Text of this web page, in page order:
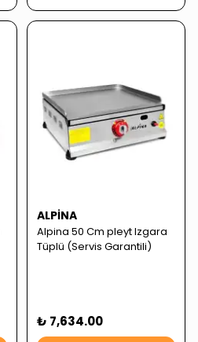
ALPINA
Alpina 50 Cm pleyt Izgara
Tüplü (Servis Garantili)
₺ 7,634.00